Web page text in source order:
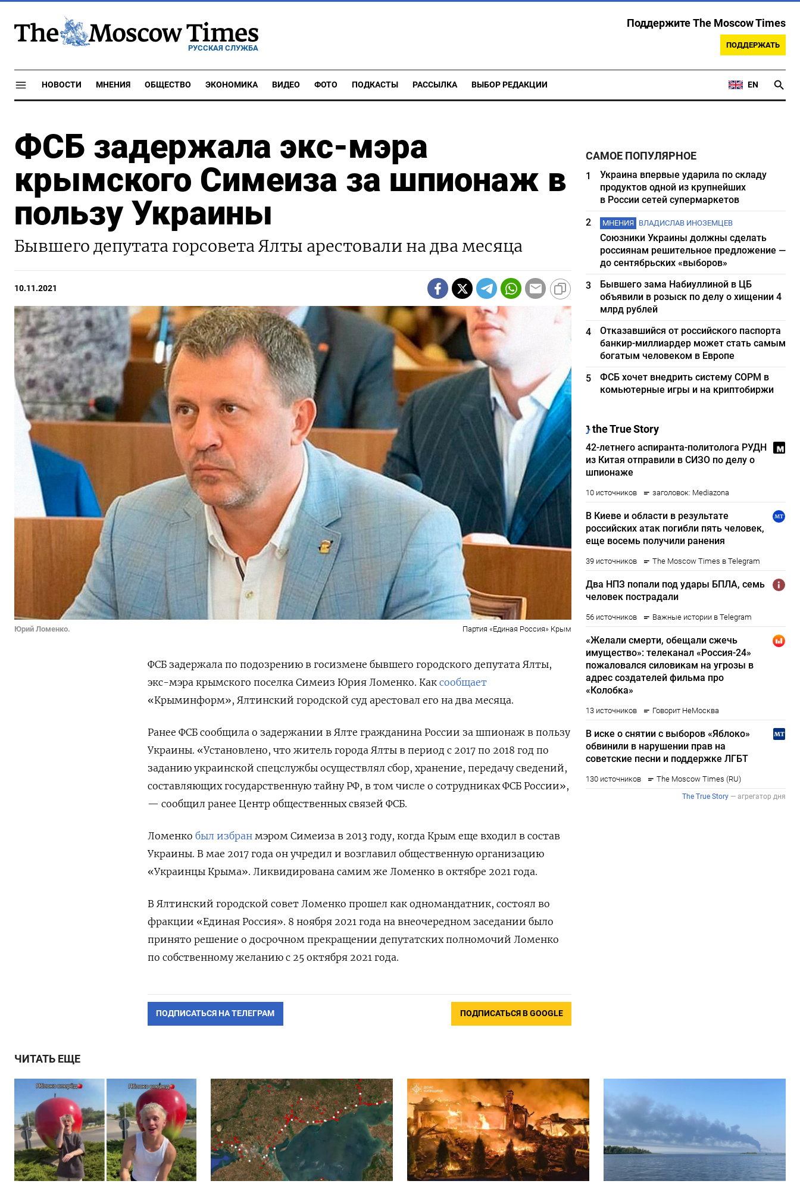
РУССКАЯ СЛУЖБА
Поддержите The Moscow Times
ПОДДЕРЖАТЬ
НОВОСТИ МНЕНИЯ ОБЩЕСТВО ЭКОНОМИКА ВИДЕО ФОТО ПОДКАСТЫ РАССЫЛКА ВЫБОР РЕДАКЦИИ EN
ФСБ задержала экс-мэра
крымского Симеиза за шпионаж в
пользу Украины
Бывшего депутата горсовета Ялты арестовали на два месяца
10.11.2021
Юрий Ломенко. Партия «Единая Россия» Крым
ФСБ задержала по подозрению в госизмене бывшего городского депутата Ялты,
экс-мэра крымского поселка Симеиз Юрия Ломенко. Как сообщает
«Крыминформ», Ялтинский городской суд арестовал его на два месяца.
Ранее ФСБ сообщила о задержании в Ялте гражданина России за шпионаж в пользу
Украины. «Установлено, что житель города Ялты в период с 2017 по 2018 год по
заданию украинской спецслужбы осуществлял сбор, хранение, передачу сведений,
составляющих государственную тайну РФ, в том числе о сотрудниках ФСБ России»,
— сообщил ранее Центр общественных связей ФСБ.
Ломенко был избран мэром Симеиза в 2013 году, когда Крым еще входил в состав
Украины. В мае 2017 года он учредил и возглавил общественную организацию
«Украинцы Крыма». Ликвидирована самим же Ломенко в октябре 2021 года.
В Ялтинский городской совет Ломенко прошел как одномандатник, состоял во
фракции «Единая Россия». 8 ноября 2021 года на внеочередном заседании было
принято решение о досрочном прекращении депутатских полномочий Ломенко
по собственному желанию с 25 октября 2021 года.
ПОДПИСАТЬСЯ НА ТЕЛЕГРАМ ПОДПИСАТЬСЯ В GOOGLE
САМОЕ ПОПУЛЯРНОЕ
1
Украина впервые ударила по складу
продуктов одной из крупнейших
в России сетей супермаркетов
2
МНЕНИЯ ВЛАДИСЛАВ ИНОЗЕМЦЕВ
Союзники Украины должны сделать
россиянам решительное предложение —
до сентябрьских «выборов»
3
Бывшего зама Набиуллиной в ЦБ
объявили в розыск по делу о хищении 4
млрд рублей
4
Отказавшийся от российского паспорта
банкир-миллиардер может стать самым
богатым человеком в Европе
5
ФСБ хочет внедрить систему СОРМ в
комьютерные игры и на криптобиржи
ЧИТАТЬ ЕЩЕ